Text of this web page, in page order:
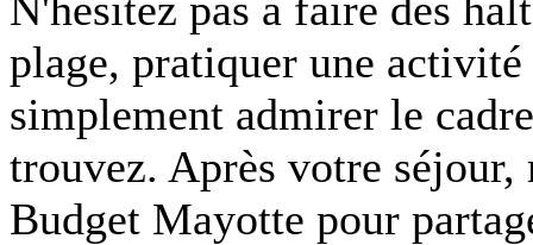
plage, pratiquer une
simplement admirer le
trouvez. Après votre
Budget Mayotte pour